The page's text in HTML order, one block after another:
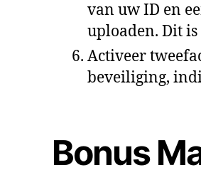
van uw ID en
uploaden. Dit
Activeer
beveiliging,
Bonus